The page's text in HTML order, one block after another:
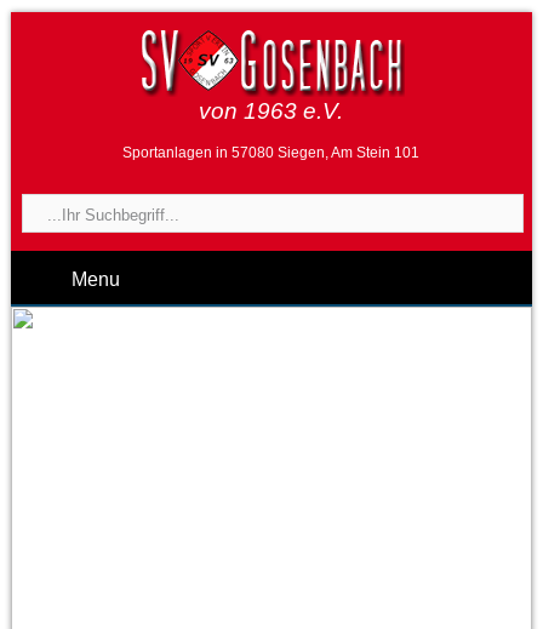
von 1963 e.V.
Sportanlagen in 57080 Siegen, Am Stein 101
Menu